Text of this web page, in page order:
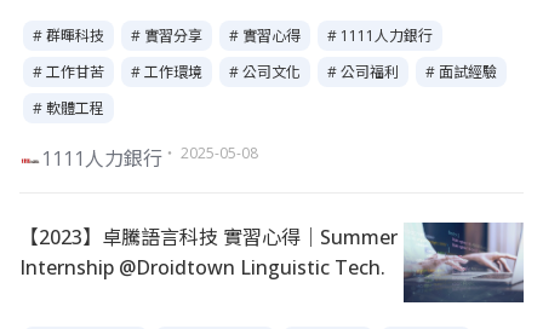
# 群暉科技 # 實習分享 # 實習心得
# 1111人力銀行
# 工作甘苦
# 工作環境 # 公司文化 # 公司福利
# 面試經驗
# 軟體工程
1111人力銀行 ・ 2025-05-08
【2023】卓騰語言科技 實習心得｜Summer
Internship @Droidtown Linguistic Tech.